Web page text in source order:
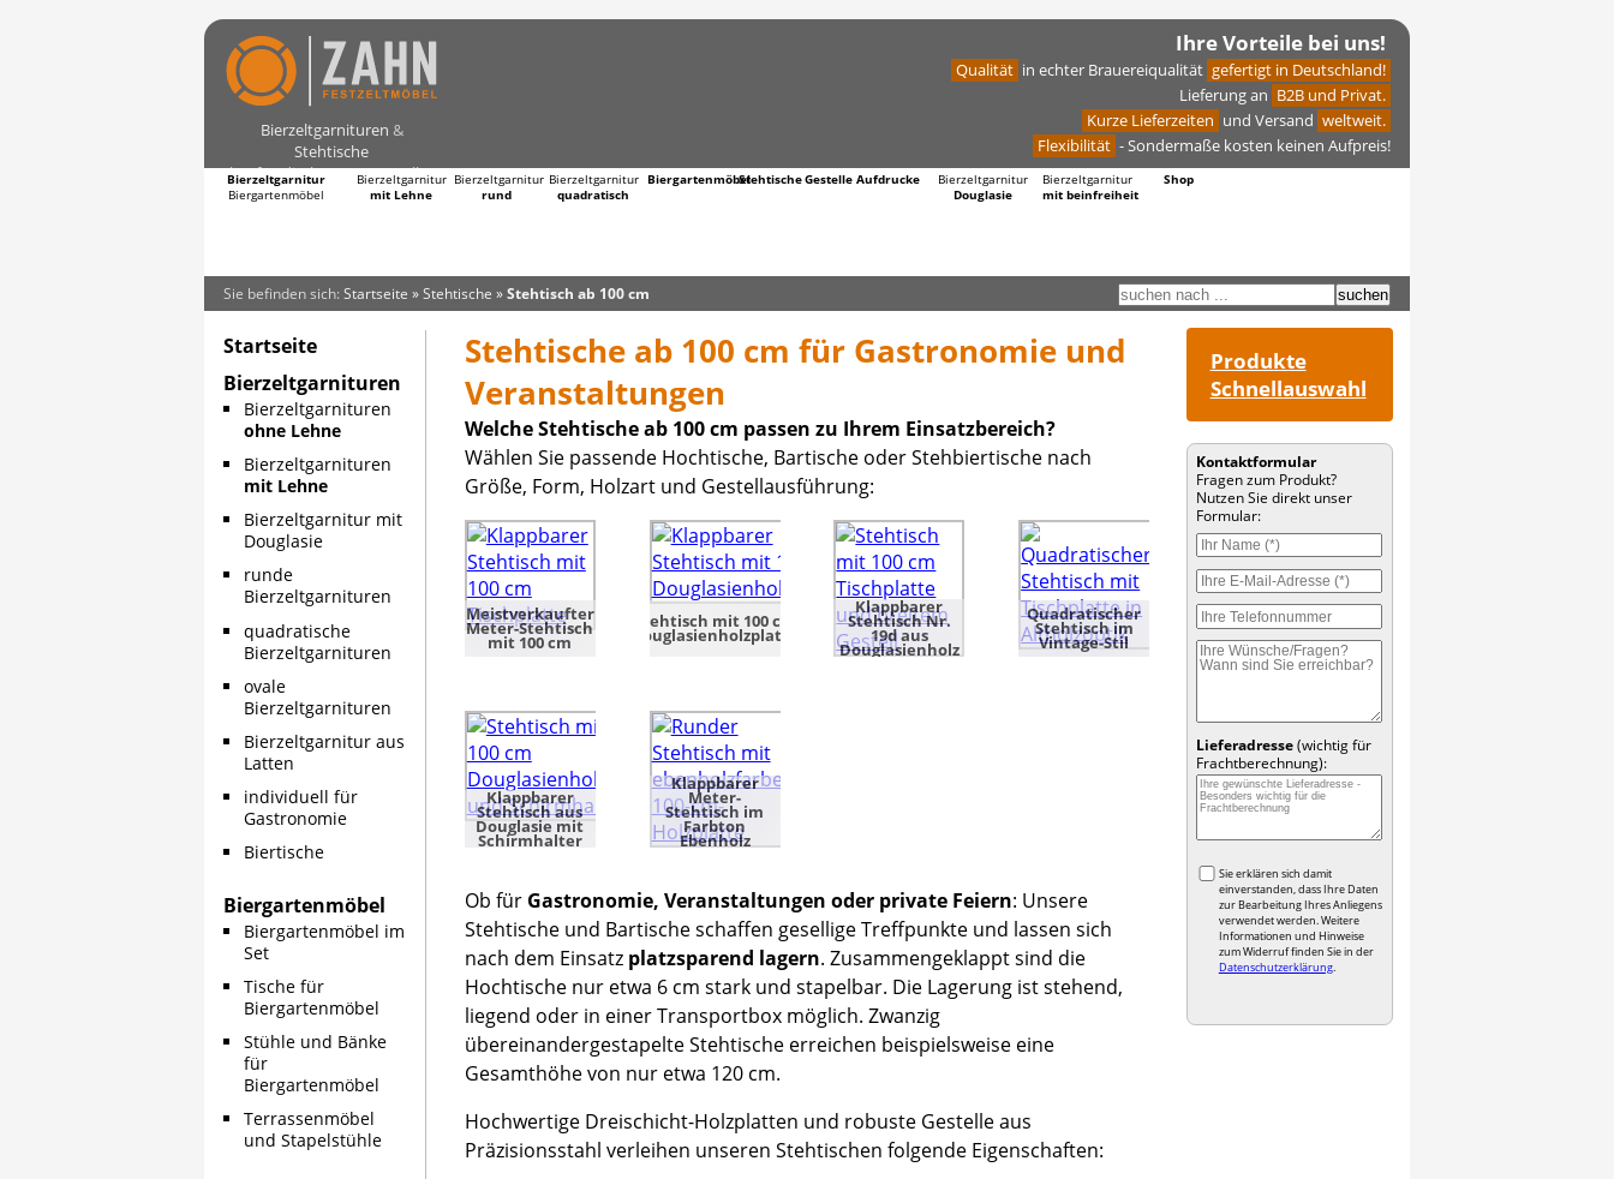
Bierzeltgarnituren &
Stehtische
kaufen direkt vom Hersteller
Ihre Vorteile bei uns!
Qualität in echter Brauereiqualität gefertigt in Deutschland!
Lieferung an B2B und Privat.
Kurze Lieferzeiten und Versand weltweit.
Flexibilität - Sondermaße kosten keinen Aufpreis!
Bierzeltgarnitur
Biergartenmöbel
Bierzeltgarnitur
mit Lehne
Bierzeltgarnitur
rund
Bierzeltgarnitur
quadratisch
BiergartenmöbelStehtischeGestelle Aufdrucke
Bierzeltgarnitur
Douglasie
Bierzeltgarnitur
mit beinfreiheit
Shop
Sie befinden sich: Startseite »Stehtische »Stehtisch ab 100 cm
Startseite
Bierzeltgarnituren
Bierzeltgarnituren
ohne Lehne
Bierzeltgarnituren
mit Lehne
Bierzeltgarnitur mit
Douglasie
runde
Bierzeltgarnituren
quadratische
Bierzeltgarnituren
ovale
Bierzeltgarnituren
Bierzeltgarnitur aus
Latten
individuell für
Gastronomie
Biertische
Biergartenmöbel
Biergartenmöbel im
Set
Tische für
Biergartenmöbel
Stühle und Bänke
für
Biergartenmöbel
Terrassenmöbel
und Stapelstühle
Stehtische ab 100 cm für Gastronomie und
Veranstaltungen
Welche Stehtische ab 100 cm passen zu Ihrem Einsatzbereich?
Wählen Sie passende Hochtische, Bartische oder Stehbiertische nach
Größe, Form, Holzart und Gestellausführung:
Meistverkaufter
Meter-Stehtisch
mit 100 cm
Stehtisch mit 100 cm
Douglasienholzplatte
Klappbarer
Stehtisch Nr.
19d aus
Douglasienholz
Quadratischer
Stehtisch im
Vintage-Stil
Klappbarer
Stehtisch aus
Douglasie mit
Schirmhalter
Klappbarer
Meter-
Stehtisch im
Farbton
Ebenholz
Ob für Gastronomie, Veranstaltungen oder private Feiern: Unsere
Stehtische und Bartische schaffen gesellige Treffpunkte und lassen sich
nach dem Einsatz platzsparend lagern. Zusammengeklappt sind die
Hochtische nur etwa 6 cm stark und stapelbar. Die Lagerung ist stehend,
liegend oder in einer Transportbox möglich. Zwanzig
übereinandergestapelte Stehtische erreichen beispielsweise eine
Gesamthöhe von nur etwa 120 cm.
Hochwertige Dreischicht-Holzplatten und robuste Gestelle aus
Präzisionsstahl verleihen unseren Stehtischen folgende Eigenschaften:
Produkte
Schnellauswahl
Kontaktformular
Fragen zum Produkt?
Nutzen Sie direkt unser
Formular:
Lieferadresse(wichtig für
Frachtberechnung):
Sie erklären sich damit
einverstanden, dass Ihre Daten
zur Bearbeitung Ihres Anliegens
verwendet werden. Weitere
Informationen und Hinweise
zum Widerruf finden Sie in der
Datenschutzerklärung.